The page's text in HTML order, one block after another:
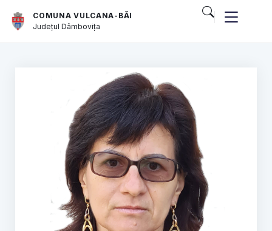
COMUNA VULCANA-BĂI
JudețulDâmbovița